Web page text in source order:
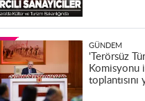
Görüşmeleri
GÜNDEM
'Terörsüz
Komisyonu
toplantısını